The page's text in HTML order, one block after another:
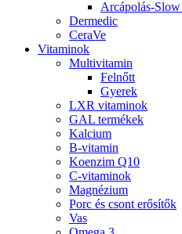
Arcápolás-
Dermedic
CeraVe
Vitaminok
Multivitamin
Felnőtt
Gyerek
LXR vitaminok
GAL termékek
Kalcium
B-vitamin
Koenzim Q10
C-vitaminok
Magnézium
Porc és csont erősítők
Vas